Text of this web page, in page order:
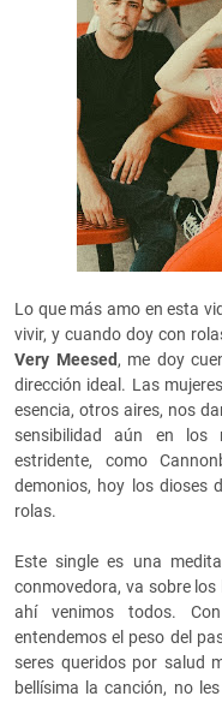
Lo que más amo en esta
vivir, y cuando doy con
Very Meesed, me doy
dirección ideal. Las
esencia, otros aires, nos
sensibilidad aún en los
estridente, como
demonios, hoy los dioses
rolas.
Este single es una
conmovedora, va sobre
ahí venimos todos.
entendemos el peso del
seres queridos por salud
bellísima la canción, no